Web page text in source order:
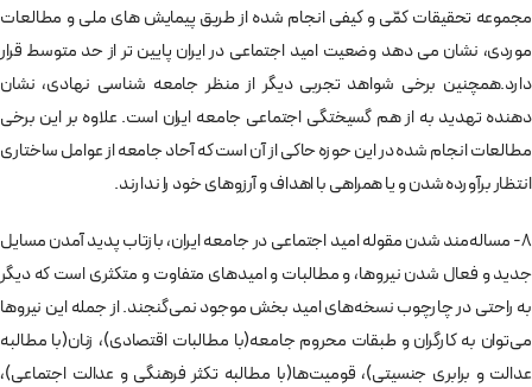
مجموعه تحقیقات کمّی و کیفی انجام شده از طریق پیمایش های ملی و مطالعات
موردی، نشان می دهد وضعیت امید اجتماعی در ایران پایین تر از حد متوسط قرار
دارد.همچنین برخی شواهد تجربی دیگر از منظر جامعه شناسی نهادی، نشان
دهنده تهدید به از هم گسیختگی اجتماعی جامعه ایران است. علاوه بر این برخی
مطالعات انجام شده در این حوزه حاکی از آن است که آحاد جامعه از عوامل ساختاری
انتظار برآورده شدن و یا همراهی با اهداف و آرزوهای خود را ندارند.
8- مساله‌مند شدن مقوله امید اجتماعی در جامعه ایران، بازتاب پدید آمدن مسایل
جدید و فعال شدن نیروها، و مطالبات و امیدهای متفاوت و متکثری است که دیگر
به راحتی در چارچوب نسخه‌های امید بخش موجود نمی‌گنجند. از جمله این نیروها
می‌توان به کارگران و طبقات محروم جامعه(با مطالبات اقتصادی)، زنان(با مطالبه
عدالت و برابری جنسیتی)، قومیت‌ها(با مطالبه تکثر فرهنگی و عدالت اجتماعی)،